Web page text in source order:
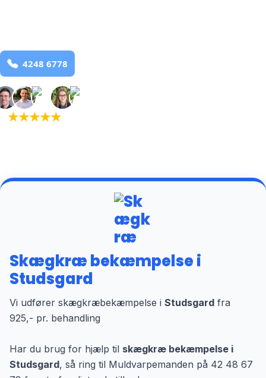
★★★★★(5,0)
Skægkræ bekæmpelse i
Studsgard
Vi udfører skægkræbekæmpelse i Studsgard fra
925,- pr. behandling
Har du brug for hjælp til skægkræ bekæmpelse i
Studsgard, så ring til Muldvarpemanden på 42 48 67